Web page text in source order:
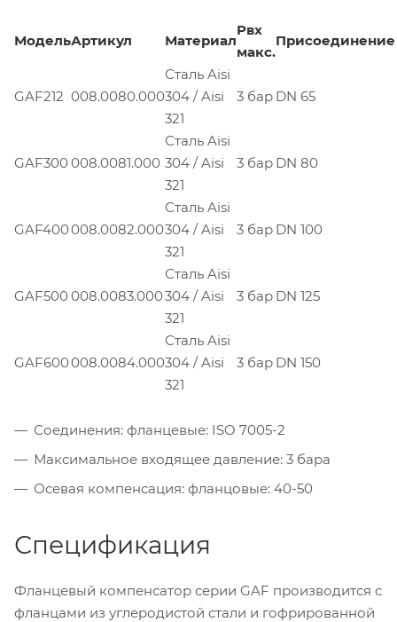
МодельАртикул Материал
Pвх
макс.
Присоединение
GAF212 008.0080.000
Сталь Aisi
304 / Aisi
321
3 бар DN 65
GAF300008.0081.000
Сталь Aisi
304 / Aisi
321
3 бар DN 80
GAF400008.0082.000
Сталь Aisi
304 / Aisi
321
3 бар DN 100
GAF500008.0083.000
Сталь Aisi
304 / Aisi
321
3 бар DN 125
GAF600008.0084.000
Сталь Aisi
304 / Aisi
321
3 бар DN 150
Соединения: фланцевые: ISO 7005-2
Максимальное входящее давление: 3 бара
Осевая компенсация: фланцовые: 40-50
Спецификация
Фланцевый компенсатор серии GAF производится с
фланцами из углеродистой стали и гофрированной